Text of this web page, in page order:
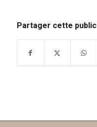
Partager cette